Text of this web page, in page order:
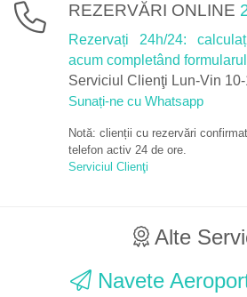
REZERVĂRI ONLINE
Rezervați 24h/24:
acum completând
Serviciul Clienţi Lun-Vin
Sunați-ne cu Whatsapp
Notă: clienții cu rezervări
telefon activ 24 de ore.
Serviciul Clienţi
Alte
Navete